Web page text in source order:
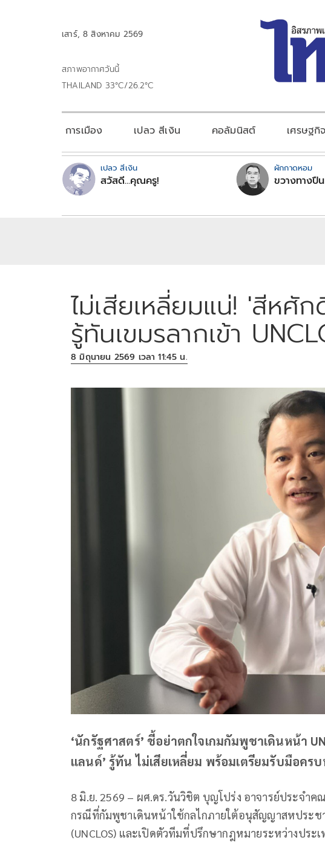
เสาร์, 8 สิงหาคม 2569
สภาพอากาศวันนี้
THAILAND 33°C/26.2°C
การเมือง เปลว สีเงิน คอลัมนิสต์ เศรษฐกิจ
เปลว สีเงิน
สวัสดี...คุณครู!
ผักกาดหอม
ขวางทางปืน
ไม่เสียเหลี่ยมแน่! 'สีหศั
รู้ทันเขมรลากเข้า
8 มิถุนายน 2569 เวลา 11:45 น.
‘นักรัฐศาสตร์’ ชี้อย่าตกใจเกมกัมพูชาเดินหน้า
แลนด์’ รู้ทัน ไม่เสียเหลี่ยม พร้อมเตรียมรับมือคร
8 มิ.ย. 2569 – ผศ.ดร.วันวิชิต บุญโปร่ง อาจารย์ประจำค
กรณีที่กัมพูชาเดินหน้าใช้กลไกภายใต้อนุสัญญาสหประช
(UNCLOS) และเปิดตัวทีมที่ปรึกษากฎหมายระหว่างปร